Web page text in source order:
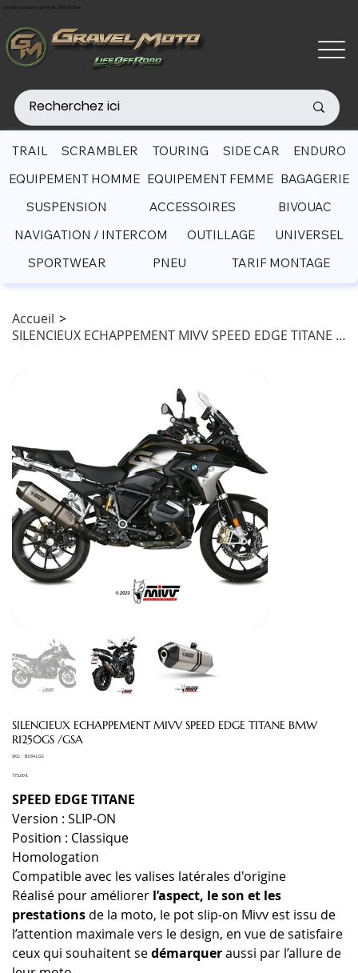
Livraison gratuite à partir de 200€ d'achat
Accueil >
SILENCIEUX ECHAPPEMENT MIVV SPEED EDGE TITANE BMW R1250GS /GSA
SILENCIEUX ECHAPPEMENT MIVV SPEED EDGE TITANE BMW
R1250GS /GSA
SKU : SKU
B.034.LGS
Prix
775,00 €
SPEED EDGE TITANE
Version : SLIP-ON
Position : Classique
Homologation
Compatible avec les valises latérales d'origine
Réalisé pour améliorer l’aspect, le son et les
prestations de la moto, le pot slip-on Mivv est issu de
l’attention maximale vers le design, en vue de satisfaire
ceux qui souhaitent sedémarqueraussi par l’allure de
TRAIL SCRAMBLER TOURING SIDE CAR
ENDURO
EQUIPEMENT HOMME EQUIPEMENT FEMME BAGAGERIE
SUSPENSION
ACCESSOIRES
BIVOUAC
NAVIGATION / INTERCOM
OUTILLAGE
UNIVERSEL
SPORTWEAR
PNEU TARIF MONTAGE